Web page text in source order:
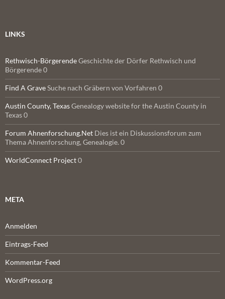
LINKS
Rethwisch-BörgerendeGeschichte der Dörfer Rethwisch und
Börgerende 0
Find A GraveSuche nach Gräbern von Vorfahren 0
Austin County, TexasGenealogy website for the Austin County in
Texas 0
Forum Ahnenforschung.Net Dies ist ein Diskussionsforum zum
Thema Ahnenforschung, Genealogie. 0
WorldConnect Project0
META
Anmelden
Eintrags-Feed
Kommentar-Feed
WordPress.org